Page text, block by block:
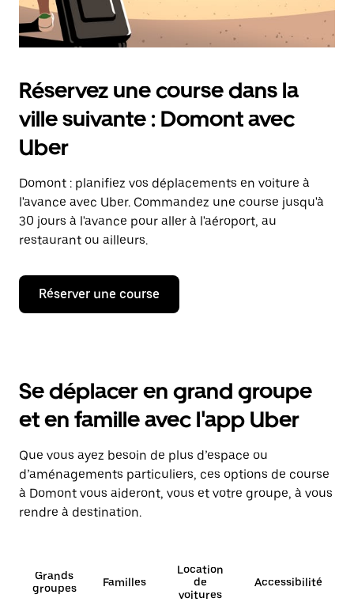
Réservez une course dans la
ville suivante : Domont avec
Uber
Domont : planifiez vos déplacements en voiture à
l'avance avec Uber. Commandez une course jusqu'à
30 jours à l'avance pour aller à l'aéroport, au
restaurant ou ailleurs.
Réserver une course
Se déplacer en grand groupe
et en famille avec l'app Uber
Que vous ayez besoin de plus d’espace ou
d’aménagements particuliers, ces options de course
à Domont vous aideront, vous et votre groupe, à vous
rendre à destination.
Grands
groupes
Familles
Location
de
voitures
Accessibilité